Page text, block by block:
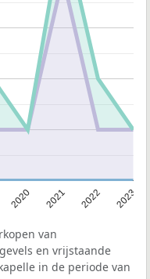
2020 2021 2022 2023
van
en vrijstaande
in de periode van